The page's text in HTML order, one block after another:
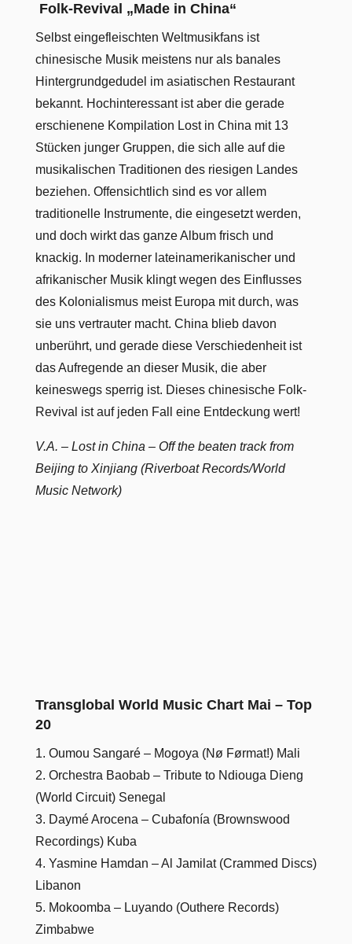
Folk-Revival „Made in China“
Selbst eingefleischten Weltmusikfans ist
chinesische Musik meistens nur als banales
Hintergrundgedudel im asiatischen Restaurant
bekannt. Hochinteressant ist aber die gerade
erschienene Kompilation Lost in China mit 13
Stücken junger Gruppen, die sich alle auf die
musikalischen Traditionen des riesigen Landes
beziehen. Offensichtlich sind es vor allem
traditionelle Instrumente, die eingesetzt werden,
und doch wirkt das ganze Album frisch und
knackig. In moderner lateinamerikanischer und
afrikanischer Musik klingt wegen des Einflusses
des Kolonialismus meist Europa mit durch, was
sie uns vertrauter macht. China blieb davon
unberührt, und gerade diese Verschiedenheit ist
das Aufregende an dieser Musik, die aber
keineswegs sperrig ist. Dieses chinesische Folk-
Revival ist auf jeden Fall eine Entdeckung wert!
V.A. – Lost in China – Off the beaten track from
Beijing to Xinjiang (Riverboat Records/World
Music Network)
Transglobal World Music Chart Mai – Top
20
1. Oumou Sangaré – Mogoya (Nø Førmat!) Mali
2. Orchestra Baobab – Tribute to Ndiouga Dieng
(World Circuit) Senegal
3. Daymé Arocena – Cubafonía (Brownswood
Recordings) Kuba
4. Yasmine Hamdan – Al Jamilat (Crammed Discs)
Libanon
5. Mokoomba – Luyando (Outhere Records)
Zimbabwe